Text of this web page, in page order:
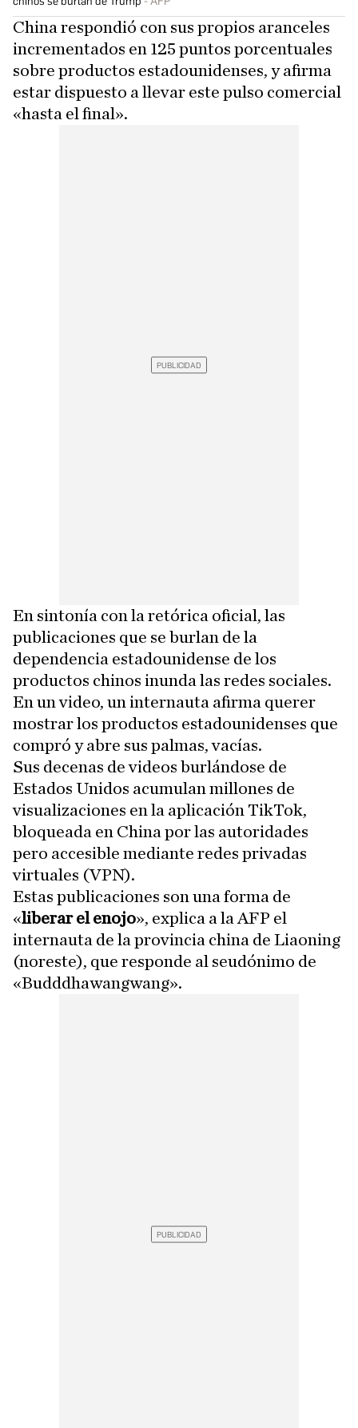
China respondió con sus propios aranceles
incrementados en 125 puntos porcentuales
sobre productos estadounidenses, y afirma
estar dispuesto a llevar este pulso comercial
«hasta el final».
En sintonía con la retórica oficial, las
publicaciones que se burlan de la
dependencia estadounidense de los
productos chinos inunda las redes sociales.
En un video, un internauta afirma querer
mostrar los productos estadounidenses que
compró y abre sus palmas, vacías.
Sus decenas de videos burlándose de
Estados Unidos acumulan millones de
visualizaciones en la aplicación TikTok,
bloqueada en China por las autoridades
pero accesible mediante redes privadas
virtuales (VPN).
Estas publicaciones son una forma de
«liberar el enojo», explica a la AFP el
internauta de la provincia china de Liaoning
(noreste), que responde al seudónimo de
«Budddhawangwang».